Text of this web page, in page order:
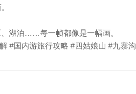
湖泊……每一帧都像是一幅画。
#国内游旅行攻略 #四姑娘山 #九寨沟